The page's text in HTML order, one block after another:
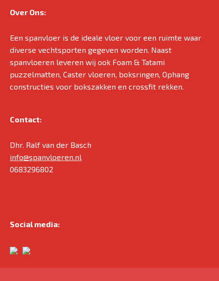
Over Ons:
Een spanvloer is de ideale vloer voor een ruimte waar
diverse vechtsporten gegeven worden. Naast
spanvloeren leveren wij ook Foam & Tatami
puzzelmatten, Caster vloeren, boksringen, Ophang
constructies voor bokszakken en crossfit rekken.
Contact:
Dhr. Ralf van der Basch
info@spanvloeren.nl
0683296802
Social media: